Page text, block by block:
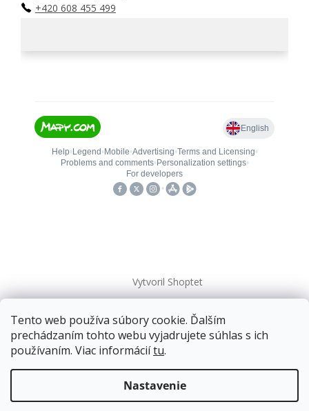
Tento web používa súbory cookie. Ďalším
prechádzaním tohto webu vyjadrujete súhlas s ich
používaním. Viac informáciítu.
Nastavenie
Doprava zadarmopre balíkové zásielky v hodnote
nad120 EUR*.
+420 608 455 499
Vytvoril Shoptet
Copyright 2026kovanieplus. Všetky práva vyhradené.